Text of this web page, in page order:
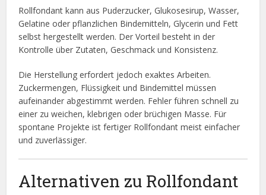
Rollfondant kann aus Puderzucker, Glukosesirup, Wasser,
Gelatine oder pflanzlichen Bindemitteln, Glycerin und Fett
selbst hergestellt werden. Der Vorteil besteht in der
Kontrolle über Zutaten, Geschmack und Konsistenz.
Die Herstellung erfordert jedoch exaktes Arbeiten.
Zuckermengen, Flüssigkeit und Bindemittel müssen
aufeinander abgestimmt werden. Fehler führen schnell zu
einer zu weichen, klebrigen oder brüchigen Masse. Für
spontane Projekte ist fertiger Rollfondant meist einfacher
und zuverlässiger.
Alternativen zu Rollfondant